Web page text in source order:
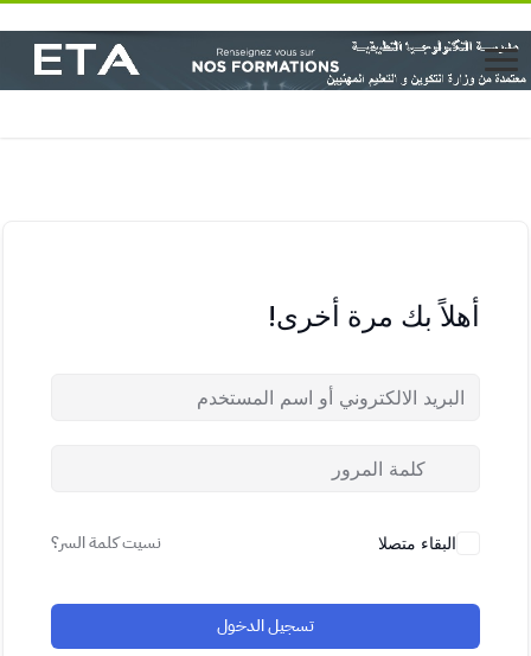
أهلاً بك مرة أخرى!
البقاء متصلا نسيت كلمة السر؟
تسجيل الدخول